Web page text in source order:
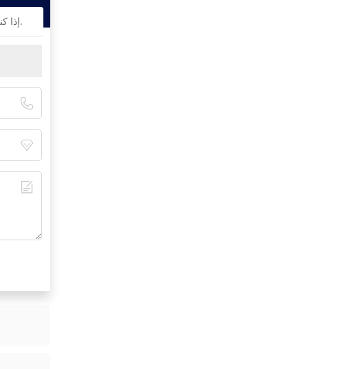
إذا كنت مهتمًا بمنتجاتنا وتريد معرفة المزيد من التفاصيل، فيرجى ترك رسالة هنا، وسنقوم بالرد عليك في أقرب وقت ممكن.